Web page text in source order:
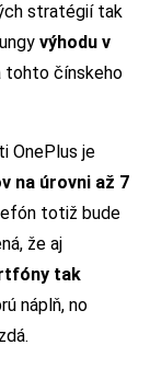
stratégií tak
výhodu v
tohto čínskeho
OnePlus je
na úrovni až 7
totiž bude
že aj
tak
náplň, no